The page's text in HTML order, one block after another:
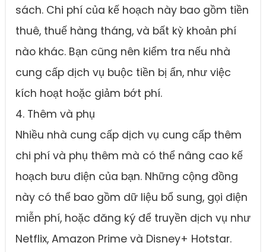
sách. Chi phí của kế hoạch này bao gồm tiền
thuê, thuế hàng tháng, và bất kỳ khoản phí
nào khác. Bạn cũng nên kiểm tra nếu nhà
cung cấp dịch vụ buộc tiền bị ẩn, như việc
kích hoạt hoặc giảm bớt phí.
4. Thêm và phụ
Nhiều nhà cung cấp dịch vụ cung cấp thêm
chi phí và phụ thêm mà có thể nâng cao kế
hoạch bưu điện của bạn. Những cộng đồng
này có thể bao gồm dữ liệu bổ sung, gọi điện
miễn phí, hoặc đăng ký để truyền dịch vụ như
Netflix, Amazon Prime và Disney+ Hotstar.